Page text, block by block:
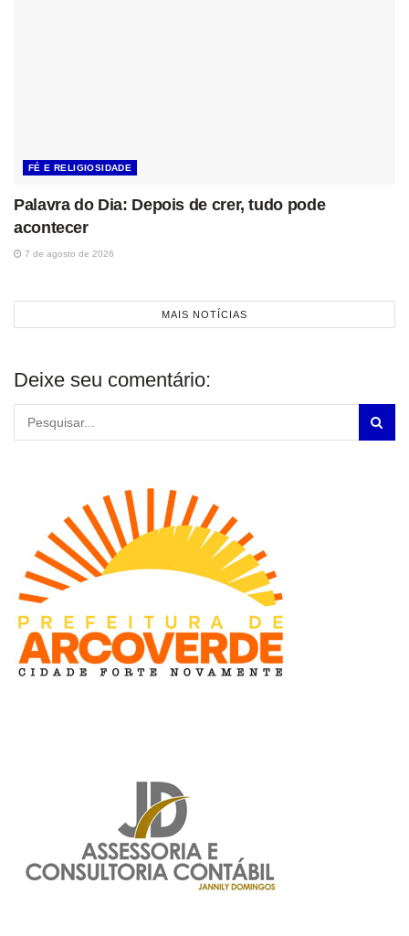
FÉ E RELIGIOSIDADE
Palavra do Dia: Depois de crer, tudo pode
acontecer
7 de agosto de 2026
MAIS NOTÍCIAS
Deixe seu comentário: